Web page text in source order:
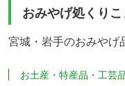
おみやげ処くりこ
宮城・岩手のおみやげ
お土産・特産品・工芸